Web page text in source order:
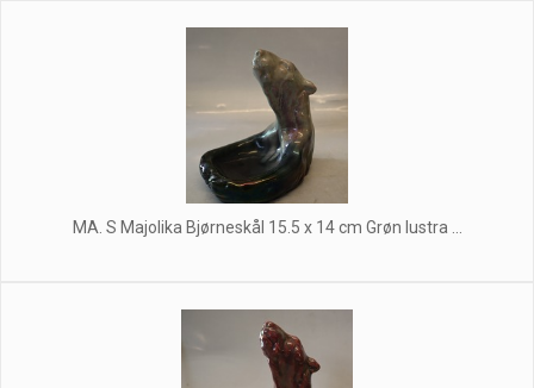
MA. S Majolika Bjørneskål 15.5 x 14 cm Grøn lustra ...